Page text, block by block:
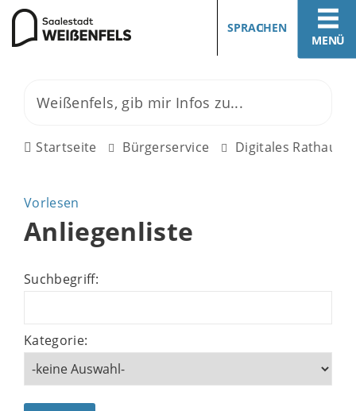
MENÜ
SPRACHEN
Startseite Bürgerservice Digitales Rathaus
Vorlesen
Anliegenliste
Suchbegriff:
Kategorie: